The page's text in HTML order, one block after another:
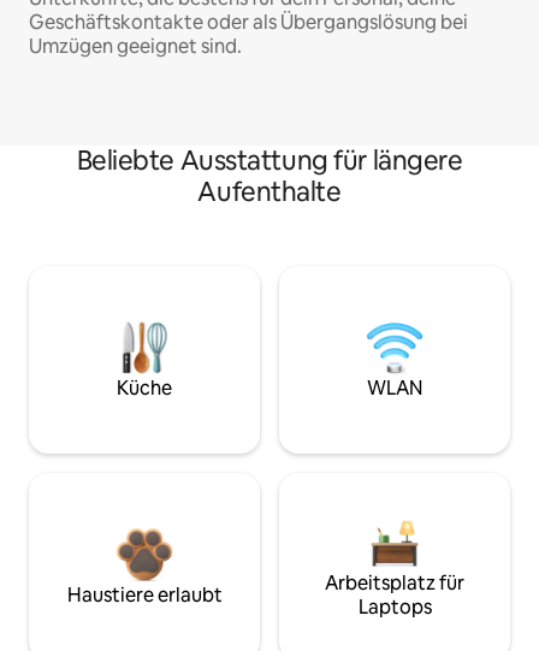
Geschäftskontakte oder als Übergangslösung bei
Umzügen geeignet sind.
Beliebte Ausstattung für längere
Aufenthalte
Küche WLAN
Haustiere erlaubt
Arbeitsplatz für
Laptops